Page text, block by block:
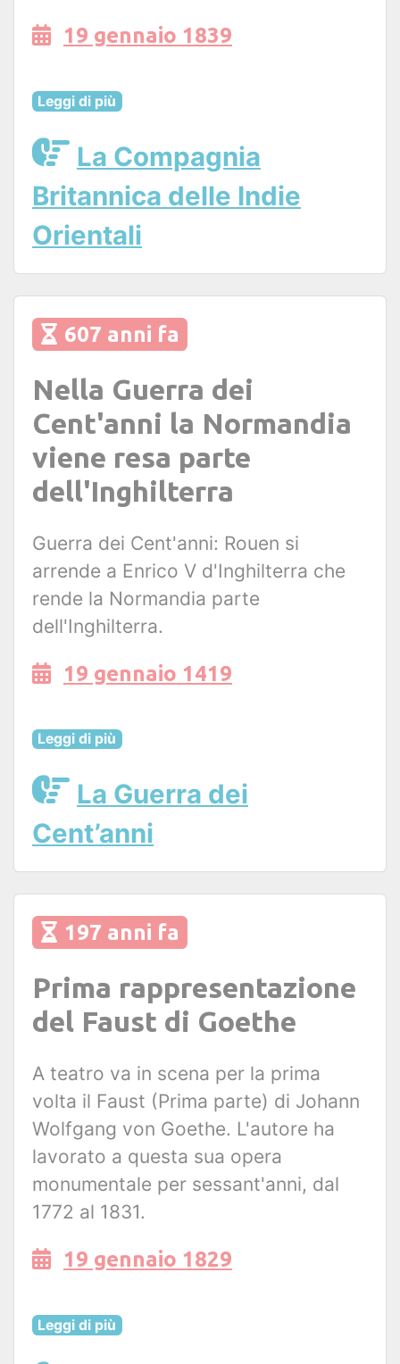
19 gennaio 1839
Leggi di più
La Compagnia
Britannica delle Indie
Orientali
607 anni fa
Nella Guerra dei
Cent'anni la Normandia
viene resa parte
dell'Inghilterra
Guerra dei Cent'anni: Rouen si
arrende a Enrico V d'Inghilterra che
rende la Normandia parte
dell'Inghilterra.
19 gennaio 1419
Leggi di più
La Guerra dei
Cent’anni
197 anni fa
Prima rappresentazione
del Faust di Goethe
A teatro va in scena per la prima
volta il Faust (Prima parte) di Johann
Wolfgang von Goethe. L'autore ha
lavorato a questa sua opera
monumentale per sessant'anni, dal
1772 al 1831.
19 gennaio 1829
Leggi di più